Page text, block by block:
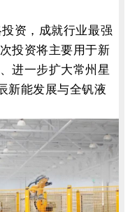
资，成就行业最强
投资将主要用于新
进一步扩大常州星
新能发展与全钒液